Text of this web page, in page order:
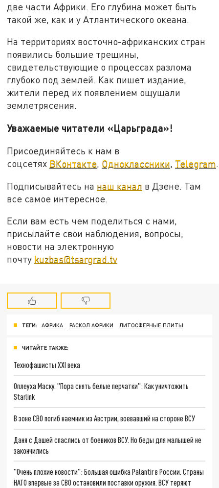
две части Африки. Его глубина может быть
такой же, как и у Атлантического океана.
На территориях восточно-африканских стран
появились большие трещины,
свидетельствующие о процессах разлома
глубоко под землей. Как пишет издание,
жители перед их появлением ощущали
землетрясения.
Уважаемые читатели «Царьграда»!
Присоединяйтесь к нам в
соцсетях ВКонтакте, Одноклассники, Telegram.
Подписывайтесь на наш канал в Дзене. Там
все самое интересное.
Если вам есть чем поделиться с нами,
присылайте свои наблюдения, вопросы,
новости на электронную
почту kuzbas@tsargrad.tv
ТЕГИ: АФРИКА РАСКОЛ АФРИКИ ЛИТОСФЕРНЫЕ ПЛИТЫ
ЧИТАЙТЕ ТАКЖЕ:
Технофашисты XXI века
Оплеуха Маску. "Пора снять белые перчатки": Как уничтожить
Starlink
В зоне СВО погиб наемник из Австрии, воевавший на стороне ВСУ
Даня с Дашей спаслись от боевиков ВСУ. Но беды для малышей не
закончились
"Очень плохие новости": Большая ошибка Palantir в России. Страны
НАТО впервые за СВО остановили поставки оружия. ВСУ теряют